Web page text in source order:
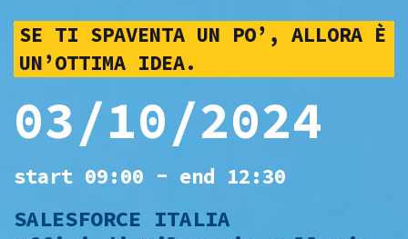
SE TI SPAVENTA UN PO’, ALLORA È
UN’OTTIMA IDEA.
03/10/2024
start 09:00 - end 12:30
SALESFORCE ITALIA